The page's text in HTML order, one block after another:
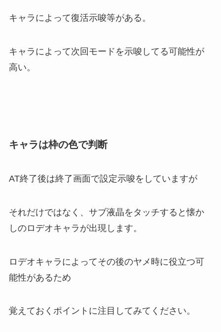
キャラによって復活示唆等がある。
キャラによって次回モードを示唆してる可能性が
高い。
キャラは枠の色で判断
AT終了後は終了画面で設定示唆をしていますが
それだけではなく、サブ液晶をタッチすると懐か
しのロデオキャラが出現します。
ロデオキャラによってその後のヤメ時に役立つ可
能性があるため
覚えておくポイントに注目してみてください。